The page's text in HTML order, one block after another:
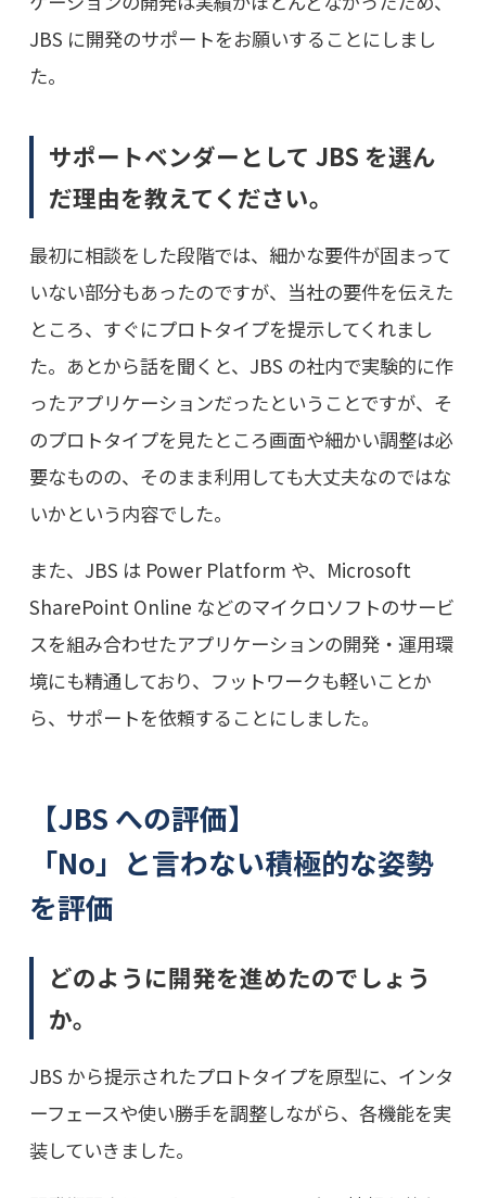
JBS に開発のサポートをお願いすることにしまし
た。
サポートベンダーとして JBS を選ん
だ理由を教えてください。
最初に相談をした段階では、細かな要件が固まって
いない部分もあったのですが、当社の要件を伝えた
ところ、すぐにプロトタイプを提示してくれまし
た。あとから話を聞くと、JBS の社内で実験的に作
ったアプリケーションだったということですが、そ
のプロトタイプを見たところ画面や細かい調整は必
要なものの、そのまま利用しても大丈夫なのではな
いかという内容でした。
また、JBS は Power Platform や、Microsoft
SharePoint Online などのマイクロソフトのサービ
スを組み合わせたアプリケーションの開発・運用環
境にも精通しており、フットワークも軽いことか
ら、サポートを依頼することにしました。
【JBS への評価】
「No」と言わない積極的な姿勢
を評価
どのように開発を進めたのでしょう
か。
JBS から提示されたプロトタイプを原型に、インタ
ーフェースや使い勝手を調整しながら、各機能を実
装していきました。